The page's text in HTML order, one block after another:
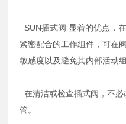
SUN插式阀 显着的优点，
紧密配合的工作组件，可在
敏感度以及避免其内部活动
在清洁或检查插式阀，不
管。